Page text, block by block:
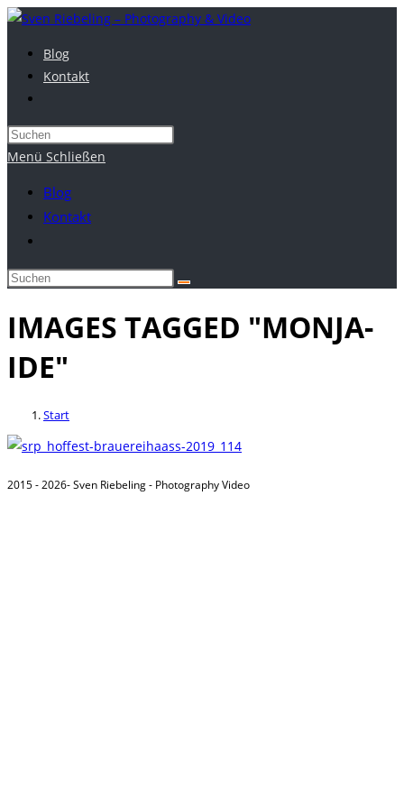
Zum
springen
Blog
Kontakt
umschalten
Menü Schließen
Blog
Kontakt
Suche
umschalten
IMAGES TAGGED "MONJA-
IDE"
Start
2015 - 2026- Sven Riebeling - Photography Video